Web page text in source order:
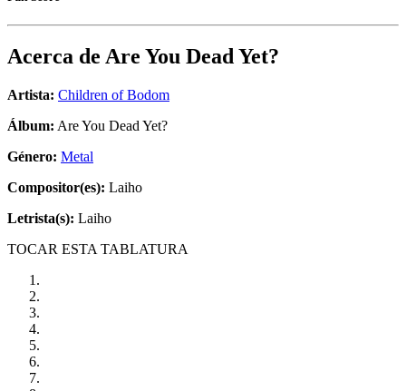
Acerca de Are You Dead Yet?
Artista: Children of Bodom
Álbum: Are You Dead Yet?
Género: Metal
Compositor(es): Laiho
Letrista(s): Laiho
TOCAR ESTA TABLATURA